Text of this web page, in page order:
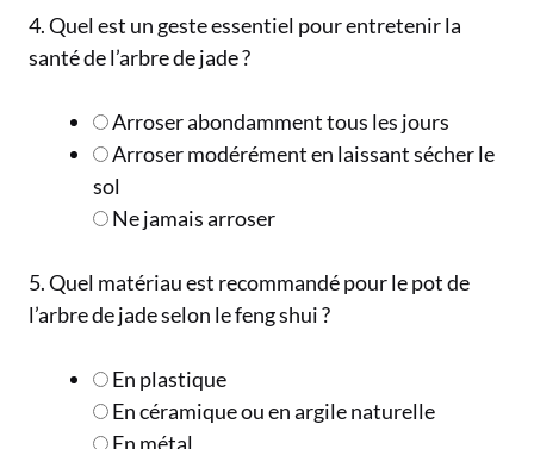
4. Quel est un geste essentiel pour entretenir la
santé de l’arbre de jade ?
Arroser abondamment tous les jours
Arroser modérément en laissant sécher le
sol
Ne jamais arroser
5. Quel matériau est recommandé pour le pot de
l’arbre de jade selon le feng shui ?
En plastique
En céramique ou en argile naturelle
En métal